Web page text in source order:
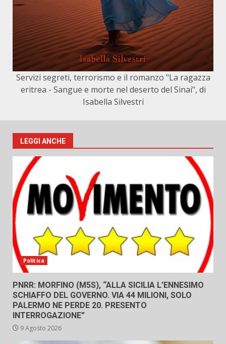
Servizi segreti, terrorismo e il romanzo "La ragazza
eritrea - Sangue e morte nel deserto del Sinai", di
Isabella Silvestri
LEGGI ANCHE
Politica
PNRR: MORFINO (M5S), “ALLA SICILIA L’ENNESIMO
SCHIAFFO DEL GOVERNO. VIA 44 MILIONI, SOLO
PALERMO NE PERDE 20. PRESENTO
INTERROGAZIONE”
9 Agosto 2026